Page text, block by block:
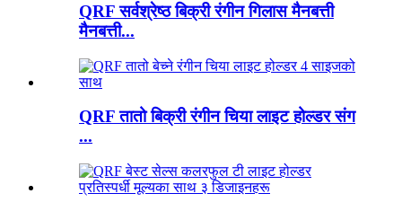
QRF सर्वश्रेष्ठ बिक्री रंगीन गिलास मैनबत्ती
मैनबत्ती...
QRF तातो बिक्री रंगीन चिया लाइट होल्डर संग
...